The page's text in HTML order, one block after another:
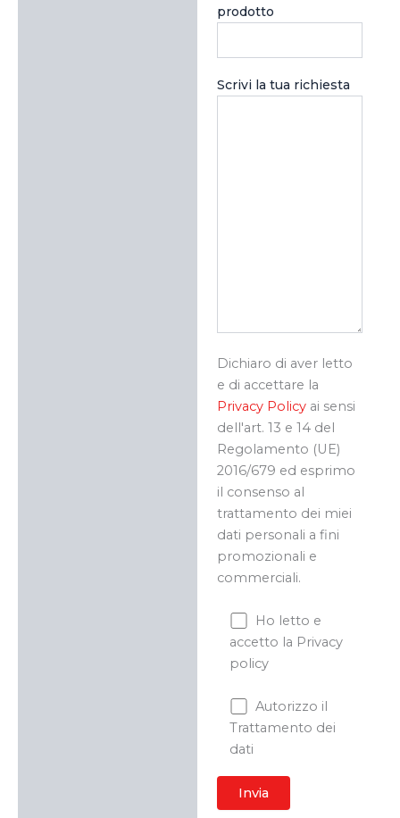
prodotto
Scrivi la tua richiesta
Dichiaro di aver letto
e di accettare la
Privacy Policyai sensi
dell'art. 13 e 14 del
Regolamento (UE)
2016/679 ed esprimo
il consenso al
trattamento dei miei
dati personali a fini
promozionali e
commerciali.
Ho letto e
accetto la Privacy
policy
Autorizzo il
Trattamento dei
dati